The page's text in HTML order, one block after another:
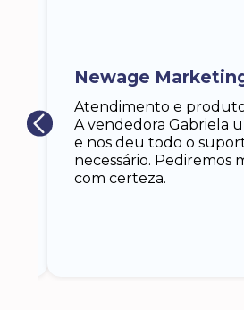
Atendimento e
A vendedora Gabriela
e nos deu todo o
necessário. Pediremos
com certeza.
Newage